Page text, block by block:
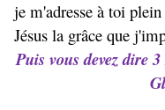
je m'adresse à toi
Jésus la grâce que
Puis vous devez dire